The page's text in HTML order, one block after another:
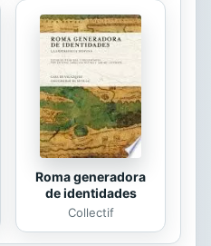
Roma generadora
de identidades
Collectif